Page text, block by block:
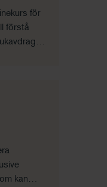
för
förstå
–
kan